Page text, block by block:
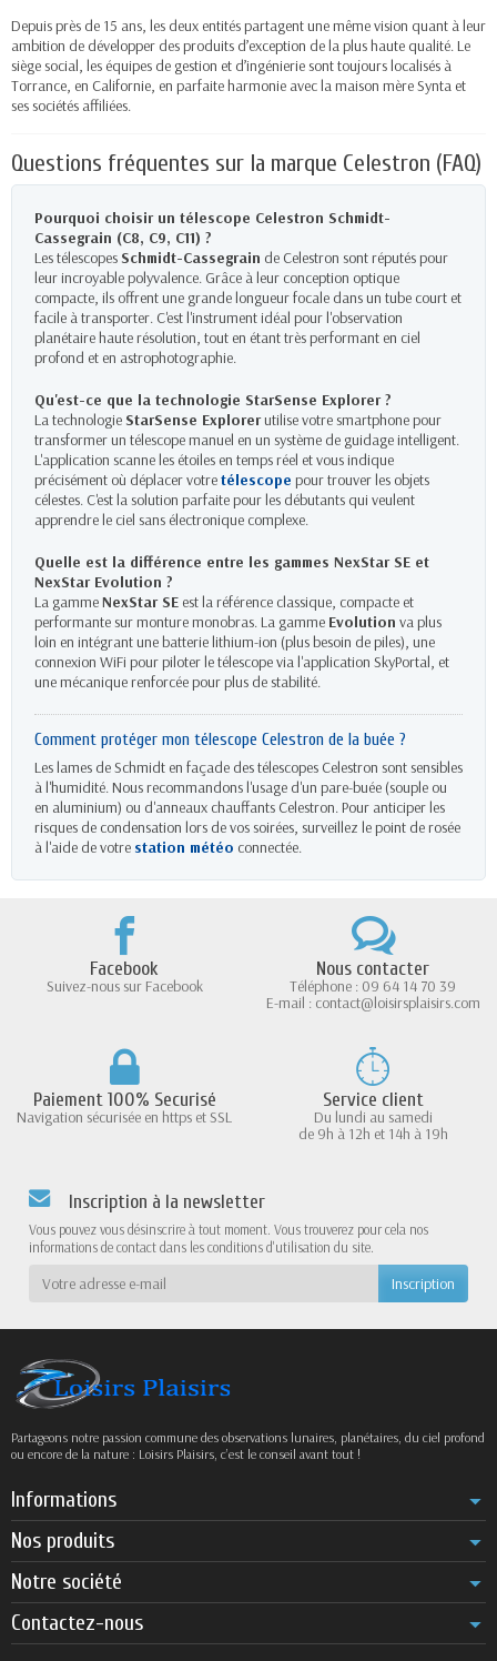
Depuis près de 15 ans, les deux entités partagent une même vision quant à leur
ambition de développer des produits d’exception de la plus haute qualité. Le
siège social, les équipes de gestion et d’ingénierie sont toujours localisés à
Torrance, en Californie, en parfaite harmonie avec la maison mère Synta et
ses sociétés affiliées.
Questions fréquentes sur la marque Celestron (FAQ)
Pourquoi choisir un télescope Celestron Schmidt-
Cassegrain (C8, C9, C11) ?
Les télescopes Schmidt-Cassegrain de Celestron sont réputés pour
leur incroyable polyvalence. Grâce à leur conception optique
compacte, ils offrent une grande longueur focale dans un tube court et
facile à transporter. C'est l'instrument idéal pour l'observation
planétaire haute résolution, tout en étant très performant en ciel
profond et en astrophotographie.
Qu'est-ce que la technologie StarSense Explorer ?
La technologie StarSense Explorerutilise votre smartphone pour
transformer un télescope manuel en un système de guidage intelligent.
L'application scanne les étoiles en temps réel et vous indique
précisément où déplacer votretélescope pour trouver les objets
célestes. C'est la solution parfaite pour les débutants qui veulent
apprendre le ciel sans électronique complexe.
Quelle est la différence entre les gammes NexStar SE et
NexStar Evolution ?
La gammeNexStar SE est la référence classique, compacte et
performante sur monture monobras. La gamme Evolution va plus
loin en intégrant une batterie lithium-ion (plus besoin de piles), une
connexion WiFi pour piloter le télescope via l'application SkyPortal, et
une mécanique renforcée pour plus de stabilité.
Comment protéger mon télescope Celestron de la buée ?
Les lames de Schmidt en façade des télescopes Celestron sont sensibles
à l'humidité. Nous recommandons l'usage d'un pare-buée (souple ou
en aluminium) ou d'anneaux chauffants Celestron. Pour anticiper les
risques de condensation lors de vos soirées, surveillez le point de rosée
à l'aide de votre station météo connectée.
Facebook
Suivez-nous sur Facebook
Nous contacter
Téléphone : 09 64 14 70 39
E-mail : contact@loisirsplaisirs.com
Paiement 100% Securisé
Navigation sécurisée en https et SSL
Service client
Du lundi au samedi
de 9h à 12h et 14h à 19h
Inscription à la newsletter
Vous pouvez vous désinscrire à tout moment. Vous trouverez pour cela nos
informations de contact dans les conditions d'utilisation du site.
Partageons notre passion commune des observations lunaires, planétaires, du ciel profond
ou encore de la nature : Loisirs Plaisirs, c’est le conseil avant tout !
Informations
Nos produits
Notre société
Contactez-nous